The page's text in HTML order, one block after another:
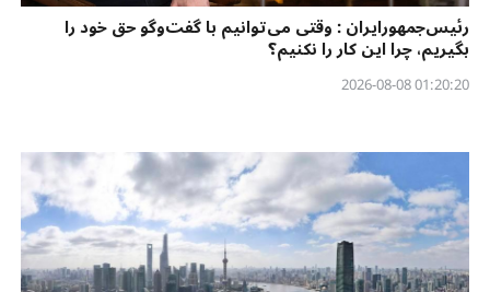
رئیس‌جمهورایران : وقتی می‌توانیم با گفت‌وگو حق خود را
بگیریم، چرا این کار را نکنیم؟
01:20:20 2026-08-08